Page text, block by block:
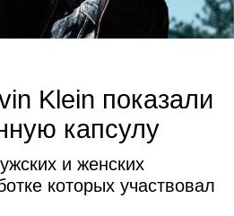
Klein показали
капсулу
и женских
которых участвовал